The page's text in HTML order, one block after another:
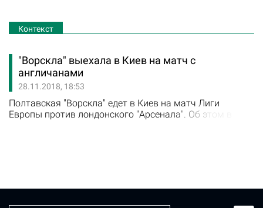
Контекст
"Ворскла" выехала в Киев на матч с
англичанами
28.11.2018, 18:53
Полтавская "Ворскла" едет в Киев на матч Лиги
Европы против лондонского "Арсенала". Об этом в